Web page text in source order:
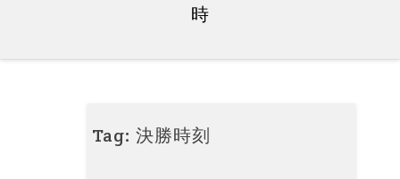
時
Tag:決勝時刻